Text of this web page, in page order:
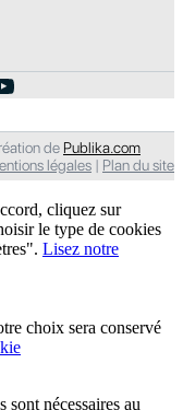
de Publika.com
légales | Plan du site
cliquez sur
le type de cookies
Lisez notre
choix sera conservé
nécessaires au